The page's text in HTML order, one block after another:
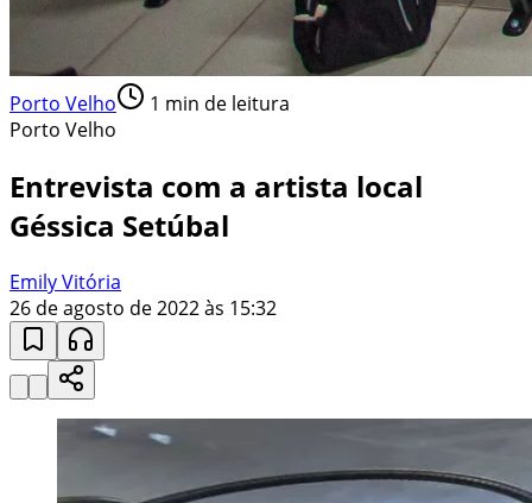
Porto Velho 1 min de leitura
Porto Velho
Entrevista com a artista local
Géssica Setúbal
Emily Vitória
26 de agosto de 2022 às 15:32